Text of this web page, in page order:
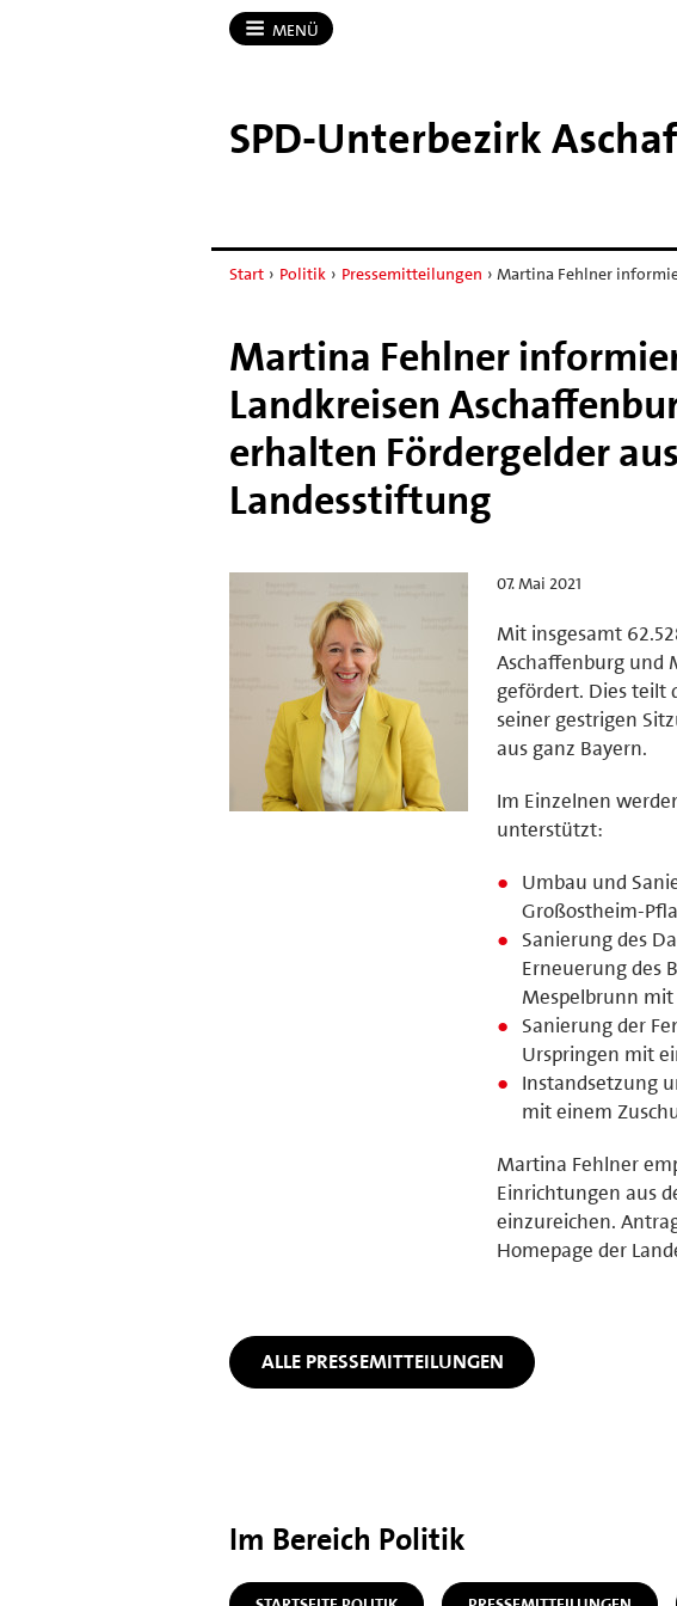
MENÜ
SPD-​Unterbezirk
Start › Politik › Pressemitteilungen › Martina Fehlner
Martina Fehlner
Landkreisen
erhalten Fördergelder
Landesstiftung
07. Mai 2021
Mit insgesamt
Aschaffenburg und
gefördert. Dies teilt
seiner gestrigen
aus ganz Bayern.
Im Einzelnen
unterstützt:
Umbau und
Großostheim-
Sanierung des
Erneuerung des
Mespelbrunn mit
Sanierung der
Urspringen mit
Instandsetzung
mit einem
Martina Fehlner
Einrichtungen aus
einzureichen.
Homepage der
ALLE PRESSEMITTEILUNGEN
Im Bereich Politik